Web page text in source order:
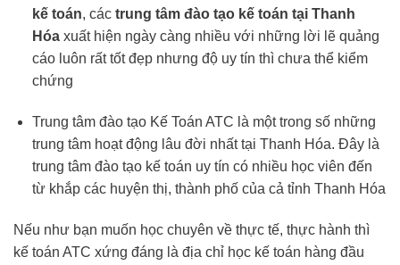
kế toán, các trung tâm đào tạo kế toán tại Thanh
Hóaxuất hiện ngày càng nhiều với những lời lẽ quảng
cáo luôn rất tốt đẹp nhưng độ uy tín thì chưa thể kiểm
chứng
Trung tâm đào tạo Kế Toán ATC là một trong số những
trung tâm hoạt động lâu đời nhất tại Thanh Hóa. Đây là
trung tâm đào tạo kế toán uy tín có nhiều học viên đến
từ khắp các huyện thị, thành phố của cả tỉnh Thanh Hóa
Nếu như bạn muốn học chuyên về thực tế, thực hành thì
kế toán ATC xứng đáng là địa chỉ học kế toán hàng đầu